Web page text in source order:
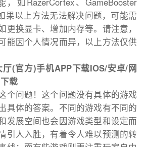
果以上方法无法解决问题，可能需
更换显卡、增加内存等。请注意，
能因个人情况而异，以上方法仅供
(官方)手机APP下载IOS/安卓/网
载
个问题！这个问题没有具体的游戏
具体的答案。不同的游戏有不同的
发展空间也会因游戏类型和设定而
引人入胜，有着令人难以预测的转